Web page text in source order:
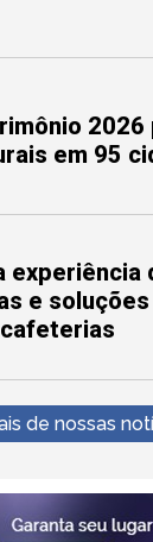
em 95
experiência
e
de nossas